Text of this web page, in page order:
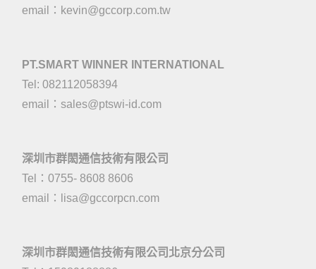
email： kevin@gccorp.com.tw
PT.SMART WINNER INTERNATIONAL
Tel: 082112058394
email： sales@ptswi-id.com
深圳市群閎通信技術有限公司
Tel：0755- 8608 8606
email：
lisa@gccorpcn.com
深圳市群閎通信技術有限公司北京分公司